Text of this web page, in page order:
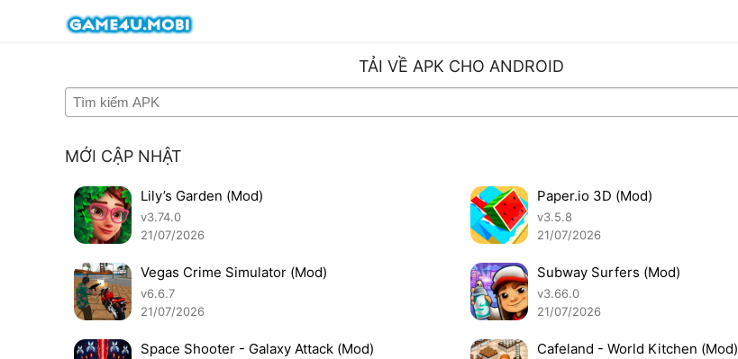
TẢI VỀ APK CHO ANDROID
MỚI CẬP NHẬT
Lily’s Garden (Mod)
v3.74.0
21/07/2026
Paper.io 3D (Mod)
v3.5.8
21/07/2026
Vegas Crime Simulator (Mod)
v6.6.7
21/07/2026
Subway Surfers (Mod)
v3.66.0
21/07/2026
Space Shooter - Galaxy Attack (Mod) Cafeland - World Kitchen (Mod)